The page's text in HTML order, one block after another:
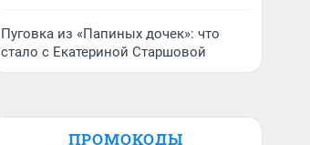
Пуговка из «Папиных дочек»: что
стало с Екатериной Старшовой
ПРОМОКОДЫ